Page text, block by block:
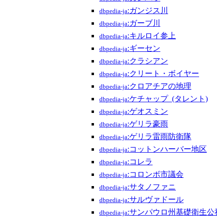
dbpedia-ja:ガンジス川
dbpedia-ja:ガーブ川
dbpedia-ja:キルロイ参上
dbpedia-ja:ギーセン
dbpedia-ja:クラシアン
dbpedia-ja:クリート・ボイヤー
dbpedia-ja:クロアチアの地理
dbpedia-ja:ケチャップ_(タレント)
dbpedia-ja:ゲオスミン
dbpedia-ja:ゲリラ豪雨
dbpedia-ja:ゲリラ雷雨防衛隊
dbpedia-ja:コットンハーバー地区
dbpedia-ja:コレラ
dbpedia-ja:コロンボ市議会
dbpedia-ja:サタノファニ
dbpedia-ja:サルヴァドール
dbpedia-ja:サンパウロ州基礎衛生公